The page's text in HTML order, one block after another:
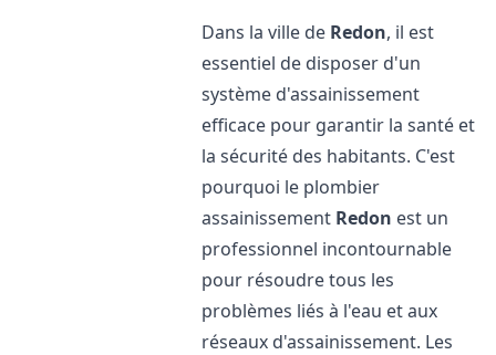
Dans la ville de Redon, il est
essentiel de disposer d'un
système d'assainissement
efficace pour garantir la santé et
la sécurité des habitants. C'est
pourquoi le plombier
assainissement Redon est un
professionnel incontournable
pour résoudre tous les
problèmes liés à l'eau et aux
réseaux d'assainissement. Les